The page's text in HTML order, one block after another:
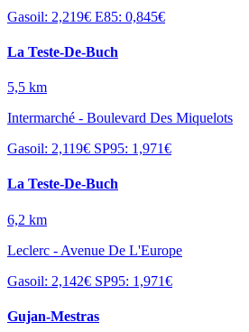
Gasoil: 2,219€ E85: 0,845€
La Teste-De-Buch
5,5 km
Intermarché - Boulevard Des Miquelots
Gasoil: 2,119€ SP95: 1,971€
La Teste-De-Buch
6,2 km
Leclerc - Avenue De L'Europe
Gasoil: 2,142€ SP95: 1,971€
Gujan-Mestras